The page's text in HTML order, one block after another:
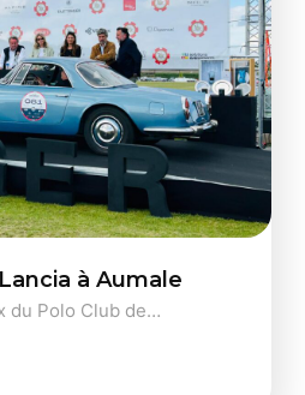
à Aumale
du Polo Club de…